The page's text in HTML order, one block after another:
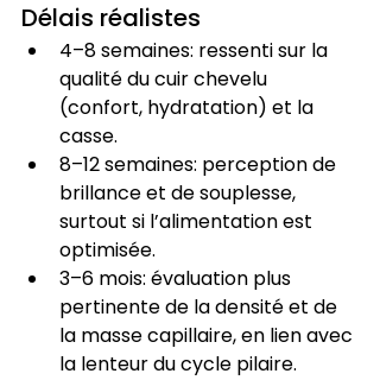
Délais réalistes
4–8 semaines: ressenti sur la
qualité du cuir chevelu
(confort, hydratation) et la
casse.
8–12 semaines: perception de
brillance et de souplesse,
surtout si l’alimentation est
optimisée.
3–6 mois: évaluation plus
pertinente de la densité et de
la masse capillaire, en lien avec
la lenteur du cycle pilaire.